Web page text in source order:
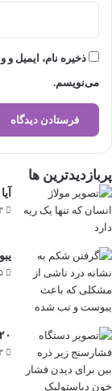
ذخیره نام، ایمیل
می‌نویسم.
پربازدیدترین ها
۲۳
۱۵
۲۰ روش برای کاهش فشار
۲۳